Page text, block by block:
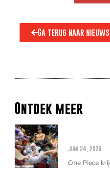
Ga terug naar nieuws
Ontdek meer
juni 24, 2026
One Piece